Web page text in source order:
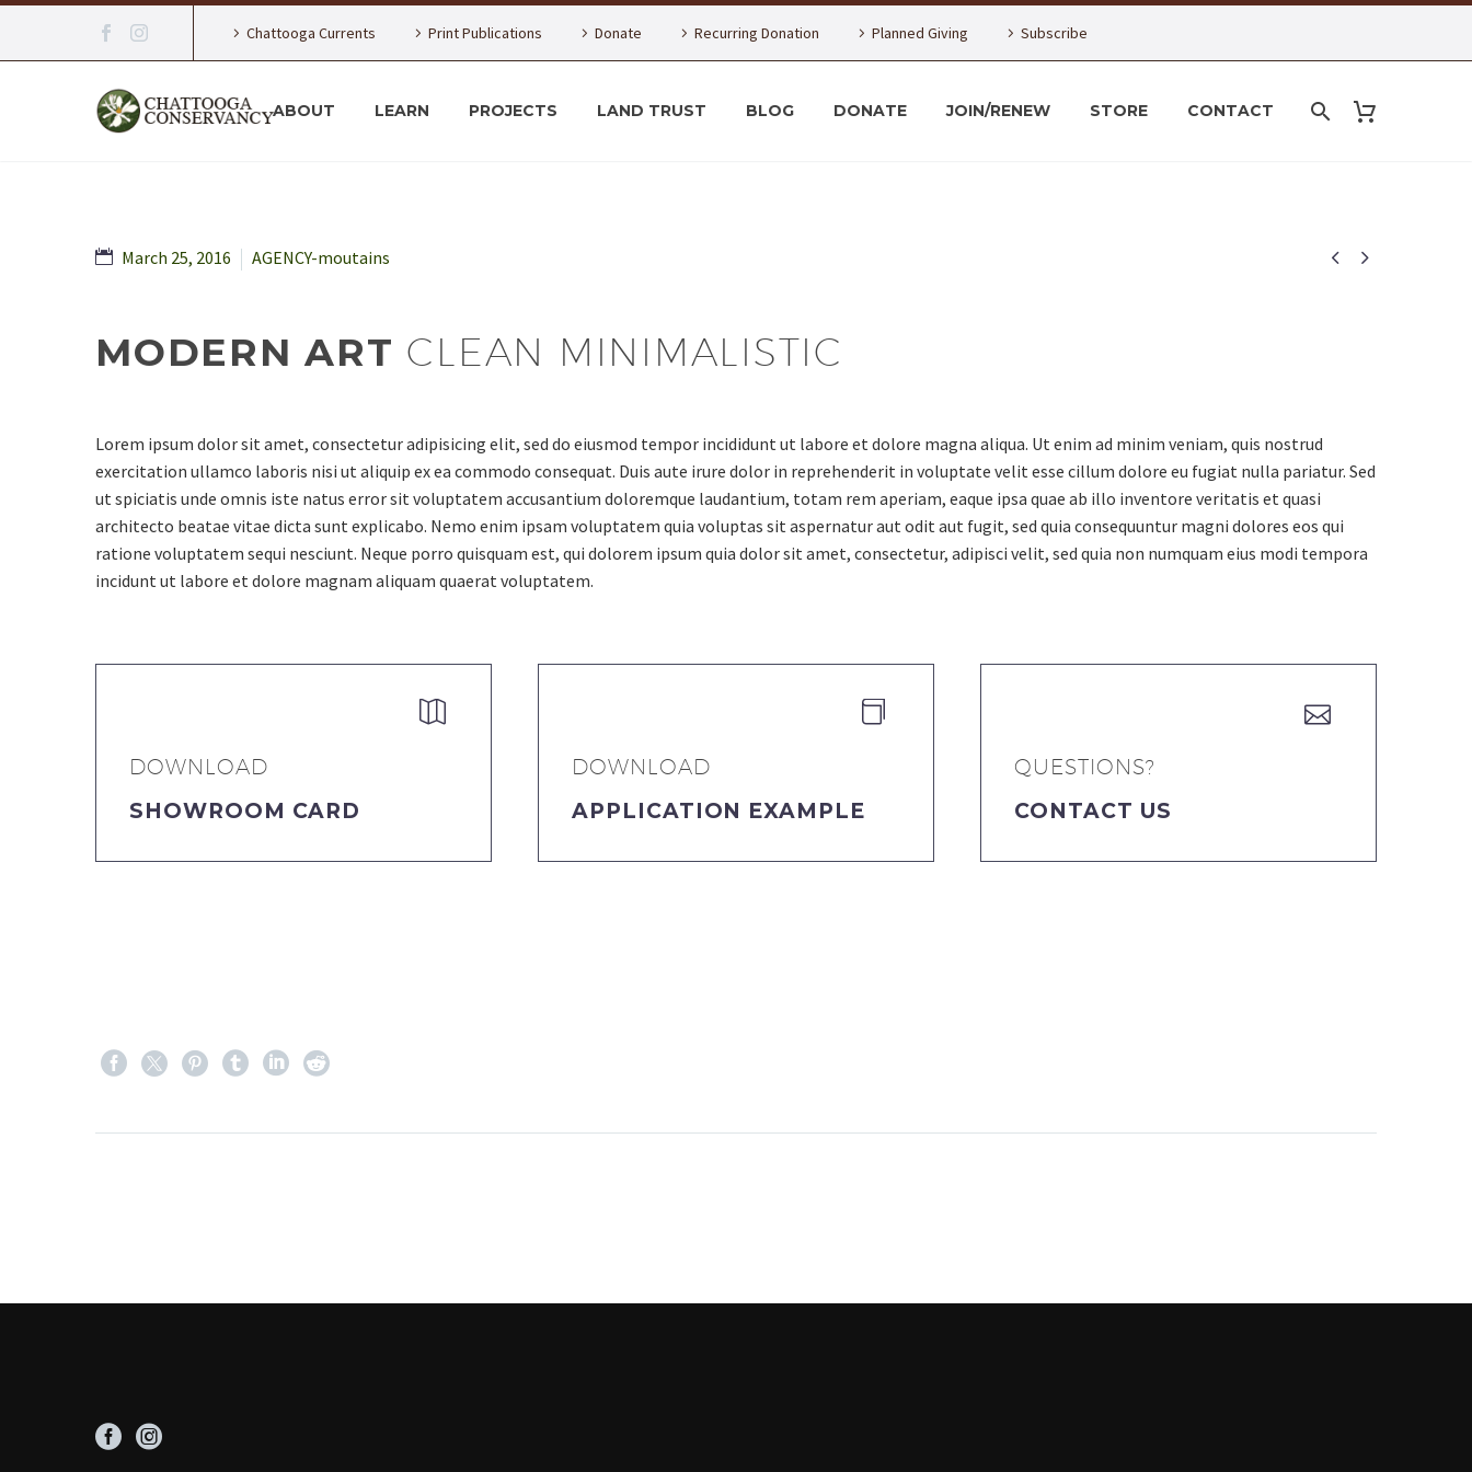
Chattooga Currents Print Publications Donate Recurring Donation Planned Giving Subscribe
ABOUT LEARN PROJECTS LAND TRUST BLOG DONATE JOIN/RENEW STORE CONTACT
 
March 25, 2016 AGENCY-moutains
MODERN ART CLEAN MINIMALISTIC
Lorem ipsum dolor sit amet, consectetur adipisicing elit, sed do eiusmod tempor incididunt ut labore et dolore magna aliqua. Ut enim ad minim veniam, quis nostrud
exercitation ullamco laboris nisi ut aliquip ex ea commodo consequat. Duis aute irure dolor in reprehenderit in voluptate velit esse cillum dolore eu fugiat nulla pariatur. Sed
ut spiciatis unde omnis iste natus error sit voluptatem accusantium doloremque laudantium, totam rem aperiam, eaque ipsa quae ab illo inventore veritatis et quasi
architecto beatae vitae dicta sunt explicabo. Nemo enim ipsam voluptatem quia voluptas sit aspernatur aut odit aut fugit, sed quia consequuntur magni dolores eos qui
ratione voluptatem sequi nesciunt. Neque porro quisquam est, qui dolorem ipsum quia dolor sit amet, consectetur, adipisci velit, sed quia non numquam eius modi tempora
incidunt ut labore et dolore magnam aliquam quaerat voluptatem.


DOWNLOAD
SHOWROOM CARD


DOWNLOAD
APPLICATION EXAMPLE


QUESTIONS?
CONTACT US